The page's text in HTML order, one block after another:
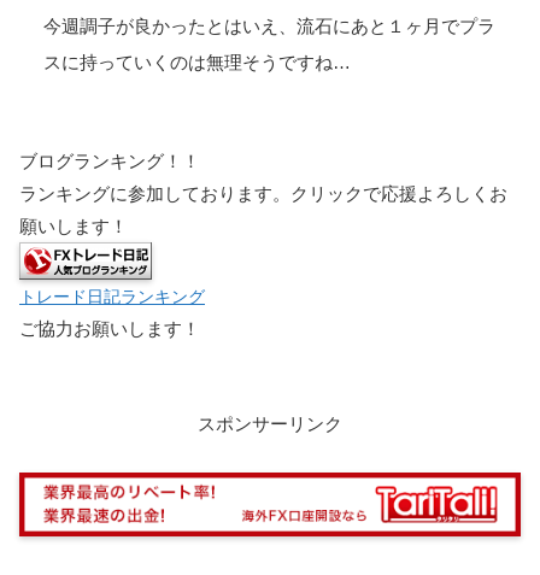
今週調子が良かったとはいえ、流石にあと１ヶ月でプラ
スに持っていくのは無理そうですね…
ブログランキング！！
ランキングに参加しております。クリックで応援よろしくお
願いします！
トレード日記ランキング
ご協力お願いします！
スポンサーリンク